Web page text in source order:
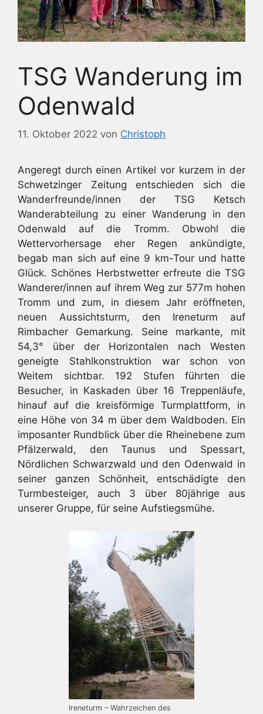
TSG Wanderung im
Odenwald
11. Oktober 2022 von Christoph
Angeregt durch einen Artikel vor kurzem in der
Schwetzinger Zeitung entschieden sich die
Wanderfreunde/innen der TSG Ketsch
Wanderabteilung zu einer Wanderung in den
Odenwald auf die Tromm. Obwohl die
Wettervorhersage eher Regen ankündigte,
begab man sich auf eine 9 km-Tour und hatte
Glück. Schönes Herbstwetter erfreute die TSG
Wanderer/innen auf ihrem Weg zur 577m hohen
Tromm und zum, in diesem Jahr eröffneten,
neuen Aussichtsturm, den Ireneturm auf
Rimbacher Gemarkung. Seine markante, mit
54,3° über der Horizontalen nach Westen
geneigte Stahlkonstruktion war schon von
Weitem sichtbar. 192 Stufen führten die
Besucher, in Kaskaden über 16 Treppenläufe,
hinauf auf die kreisförmige Turmplattform, in
eine Höhe von 34 m über dem Waldboden. Ein
imposanter Rundblick über die Rheinebene zum
Pfälzerwald, den Taunus und Spessart,
Nördlichen Schwarzwald und den Odenwald in
seiner ganzen Schönheit, entschädigte den
Turmbesteiger, auch 3 über 80jährige aus
unserer Gruppe, für seine Aufstiegsmühe.
Ireneturm – Wahrzeichen des